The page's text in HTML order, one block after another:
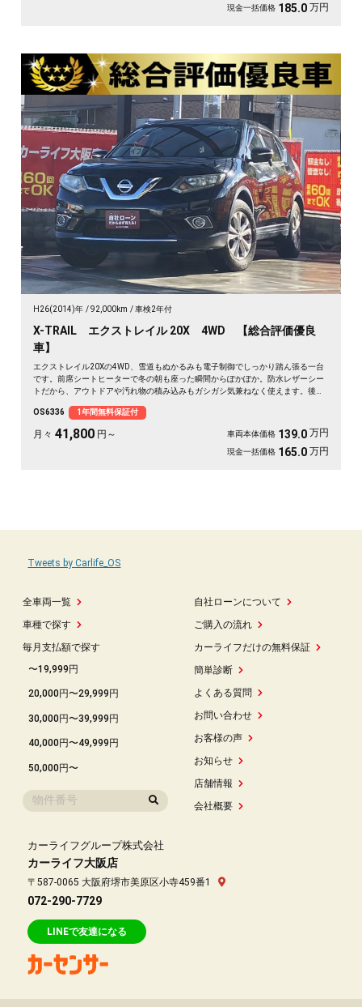
現金一括価格 185.0 万円
H26(2014)年 92,000km 車検2年付
X-TRAIL エクストレイル 20X 4WD 【総合評価優良
車】
エクストレイル20Xの4WD、雪道もぬかるみも電子制御でしっかり踏ん張る一台
です。前席シートヒーターで冬の朝も座った瞬間からぽかぽか。防水レザーシー
トだから、アウトドアや汚れ物の積み込みもガシガシ気兼ねなく使えます。後席
り出せる相棒です。バックカメラで駐車もスッと安心。まだまだ元気に走れる状
態の良さも魅力ですよ✨🚗🏕️💺😎《1年保証付》
OS6336 1年間無料保証付
月々 41,800 円～ 車両本体価格 139.0 万円
現金一括価格 165.0 万円
全車両一覧
車種で探す
毎月支払額で探す
〜19,999円
20,000円〜29,999円
30,000円〜39,999円
40,000円〜49,999円
50,000円〜
自社ローンについて
ご購入の流れ
カーライフだけの無料保証
簡単診断
よくある質問
お問い合わせ
お客様の声
お知らせ
店舗情報
会社概要
Tweets by Carlife_OS
カーライフグループ株式会社
カーライフ大阪店
〒587-0065 大阪府堺市美原区小寺459番1
072-290-7729
LINEで友達になる